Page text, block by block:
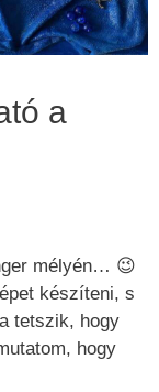
a
mélyén… 😉
készíteni, s
tetszik, hogy
hogy